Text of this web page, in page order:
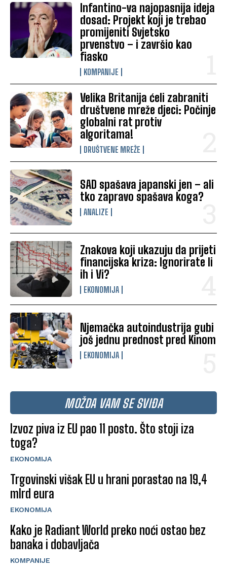
Infantino-va najopasnija ideja
dosad: Projekt koji je trebao
promijeniti Svjetsko
prvenstvo – i završio kao
fiasko
KOMPANIJE
Velika Britanija ćeli zabraniti
društvene mreže djeci: Počinje
globalni rat protiv
algoritama!
DRUŠTVENE MREŽE
SAD spašava japanski jen – ali
tko zapravo spašava koga?
ANALIZE
Znakova koji ukazuju da prijeti
financijska kriza: Ignorirate li
ih i Vi?
EKONOMIJA
Njemačka autoindustrija gubi
još jednu prednost pred Kinom
EKONOMIJA
MOŽDA VAM SE SVIĐA
Izvoz piva iz EU pao 11 posto. Što stoji iza
toga?
EKONOMIJA
Trgovinski višak EU u hrani porastao na 19,4
mlrd eura
EKONOMIJA
Kako je Radiant World preko noći ostao bez
banaka i dobavljača
KOMPANIJE